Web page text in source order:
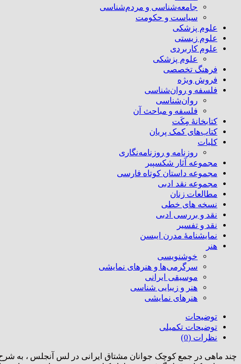
جامعه‌شناسی و مردم‌شناسی
سیاست و حکومت
علوم پزشکی
علوم زیستی
علوم کاربردی
علوم پزشکی
فرهنگ تخصصی
فروش ویژه
فلسفه و روان‌شناسی
روان‌شناسی
فلسفه و مباحث آن
کتابخانۀ مِکَت
کتاب‌های کمک پریان
کلیات
روزنامه و روزنامه‌نگاری
مجموعه آثار شکسپیر
مجموعه داستان کوتاه فارسی
مجموعه نقد ادبی
مطالعات زنان
نسخه های خطی
نقد و بررسی ادبی
نقد و تفسیر
نمایشنامۀ مدرن ایبسن
هنر
خوشنویسی
سرگرمی‌ها و هنرهای نمایشی
موسیقی ایرانی
هنر و زیبایی شناسی
هنر‌های نمایشی
توضیحات
توضیحات تکمیلی
نظرات (0)
چند ماهی در جمع کوچک جوانان مشتاق ایرانی در لس آنجلس ، به